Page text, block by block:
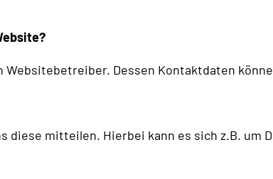
Dessen Kontaktdaten
diese mitteilen. Hierbei kann es sich z.B. um